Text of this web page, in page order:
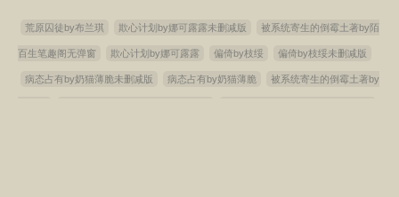
荒原囚徒by布兰琪 欺心计划by娜可露露未删减版 被系统寄生的倒霉土著by陌
百生笔趣阁无弹窗 欺心计划by娜可露露 偏倚by枝绥 偏倚by枝绥未删减版
病态占有by奶猫薄脆未删减版 病态占有by奶猫薄脆 被系统寄生的倒霉土著by